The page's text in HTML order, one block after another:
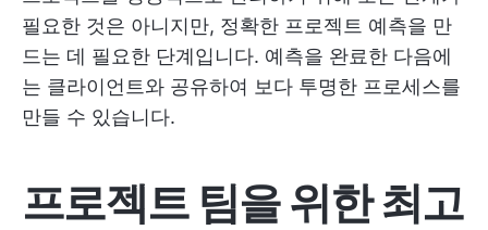
필요한 것은 아니지만, 정확한 프로젝트 예측을 만
드는 데 필요한 단계입니다. 예측을 완료한 다음에
는 클라이언트와 공유하여 보다 투명한 프로세스를
만들 수 있습니다.
프로젝트 팀을 위한 최고